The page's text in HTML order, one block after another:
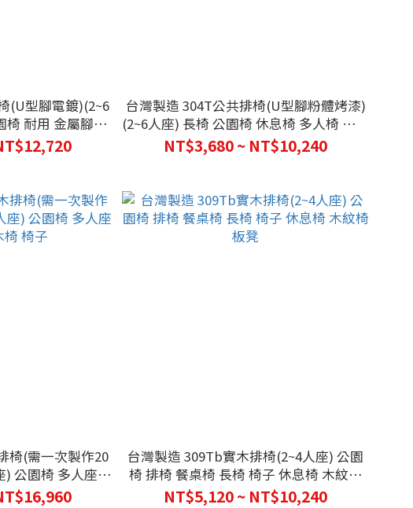
(U型腳電鍍)(2~6
椅 耐用 金屬腳架
椅
台灣製造 304T公共排椅(U型腳粉體烤漆)
(2~6人座) 長椅 公園椅 休息椅 多人椅 椅子
板凳 運動休閒椅
NT$3,680 ~ NT$10,240
椅(需一次製作20
) 公園椅 多人座椅
椅子
台灣製造 309Tb實木排椅(2~4人座) 公園
椅 排椅 餐桌椅 長椅 椅子 休息椅 木紋椅
板凳
NT$5,120 ~ NT$10,240